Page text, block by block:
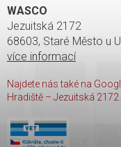
WASCO
Jezuitská 2172
68603, Staré Město u
více informací
Najdete nás také na
Hradiště – Jezuitská 2172.